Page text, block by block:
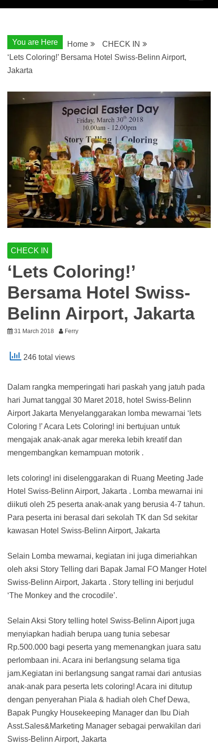
You are Here Home
CHECK IN
‘Lets Coloring!’ Bersama Hotel Swiss-Belinn Airport,
Jakarta
CHECK IN
‘Lets Coloring!’
Bersama Hotel Swiss-
Belinn Airport, Jakarta
31 March 2018 Ferry
246 total views
Dalam rangka memperingati hari paskah yang jatuh pada
hari Jumat tanggal 30 Maret 2018, hotel Swiss-Belinn
Airport Jakarta Menyelanggarakan lomba mewarnai ‘lets
Coloring !’ Acara Lets Coloring! ini bertujuan untuk
mengajak anak-anak agar mereka lebih kreatif dan
mengembangkan kemampuan motorik .
lets coloring! ini diselenggarakan di Ruang Meeting Jade
Hotel Swiss-Belinn Airport, Jakarta . Lomba mewarnai ini
diikuti oleh 25 peserta anak-anak yang berusia 4-7 tahun.
Para peserta ini berasal dari sekolah TK dan Sd sekitar
kawasan Hotel Swiss-Belinn Airport, Jakarta
Selain Lomba mewarnai, kegiatan ini juga dimeriahkan
oleh aksi Story Telling dari Bapak Jamal FO Manger Hotel
Swiss-Belinn Airport, Jakarta . Story telling ini berjudul
‘The Monkey and the crocodile’.
Selain Aksi Story telling hotel Swiss-Belinn Aiport juga
menyiapkan hadiah berupa uang tunia sebesar
Rp.500.000 bagi peserta yang memenangkan juara satu
perlombaan ini. Acara ini berlangsung selama tiga
jam.Kegiatan ini berlangsung sangat ramai dari antusias
anak-anak para peserta lets coloring! Acara ini ditutup
dengan penyerahan Piala & hadiah oleh Chef Dewa,
Bapak Pungky Housekeeping Manager dan Ibu Diah
Asst.Sales&Marketing Manager sebagai perwakilan dari
Swiss-Belinn Airport, Jakarta